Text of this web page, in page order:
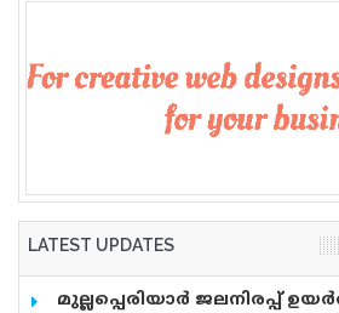
LATEST UPDATES
മുല്ലപ്പെരിയാർ ജലനിരപ്പ്